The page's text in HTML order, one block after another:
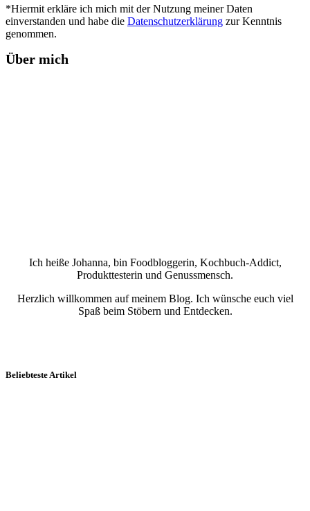
*Hiermit erkläre ich mich mit der Nutzung meiner Daten
einverstanden und habe die Datenschutzerklärung zur Kenntnis
genommen.
Über mich
Ich heiße Johanna, bin Foodbloggerin, Kochbuch-Addict,
Produkttesterin und Genussmensch.
Herzlich willkommen auf meinem Blog. Ich wünsche euch viel
Spaß beim Stöbern und Entdecken.
Beliebteste Artikel